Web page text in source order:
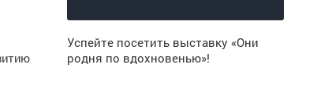
Успейте посетить выставку «Они
родня по вдохновенью»!